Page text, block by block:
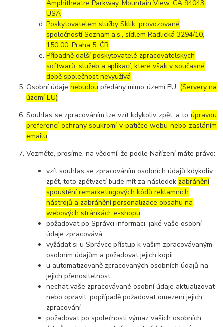
Amphitheatre Parkway, Mountain View, CA 94043,
USA
Poskytovatelem služby Sklik, provozované
společností Seznam a.s., sídlem Radlická 3294/10,
150 00, Praha 5, ČR
Případně další poskytovatelé zpracovatelských
softwarů, služeb a aplikací, které však v současné
době společnost nevyužívá
Osobní údajenebudou předány mimo území EU. (Servery na
území EU)
Souhlas se zpracováním lze vzít kdykoliv zpět, a to úpravou
preferencí ochrany soukromí v patičce webu nebo zasláním
emailu.
Vezměte, prosíme, na vědomí, že podle Nařízení máte právo:
vzít souhlas se zpracováním osobních údajů kdykoliv
zpět, toto zpětvzetí bude mít za následek zabránění
spouštění remarketingových kódů reklamních
nástrojů a zabránění personalizace obsahu na
webových stránkách e-shopu
požadovat po Správci informaci, jaké vaše osobní
údaje zpracovává
vyžádat si u Správce přístup k vašim zpracovávaným
osobním údajům a požadovat jejich kopii
u automatizovaně zpracovaných osobních údajů na
jejich přenositelnost
nechat vaše zpracovávané osobní údaje aktualizovat
nebo opravit, popřípadě požadovat omezení jejich
zpracování
požadovat po společnosti výmaz vašich osobních